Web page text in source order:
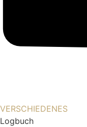
VERSCHIEDENES
Logbuch